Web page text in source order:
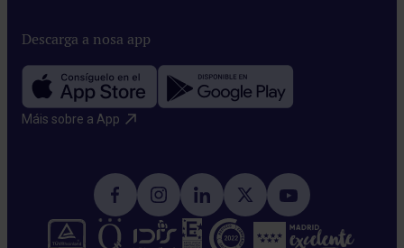
Descarga a nosa app
Máis sobre a App​